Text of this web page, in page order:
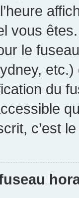
vous
le
du
c’est